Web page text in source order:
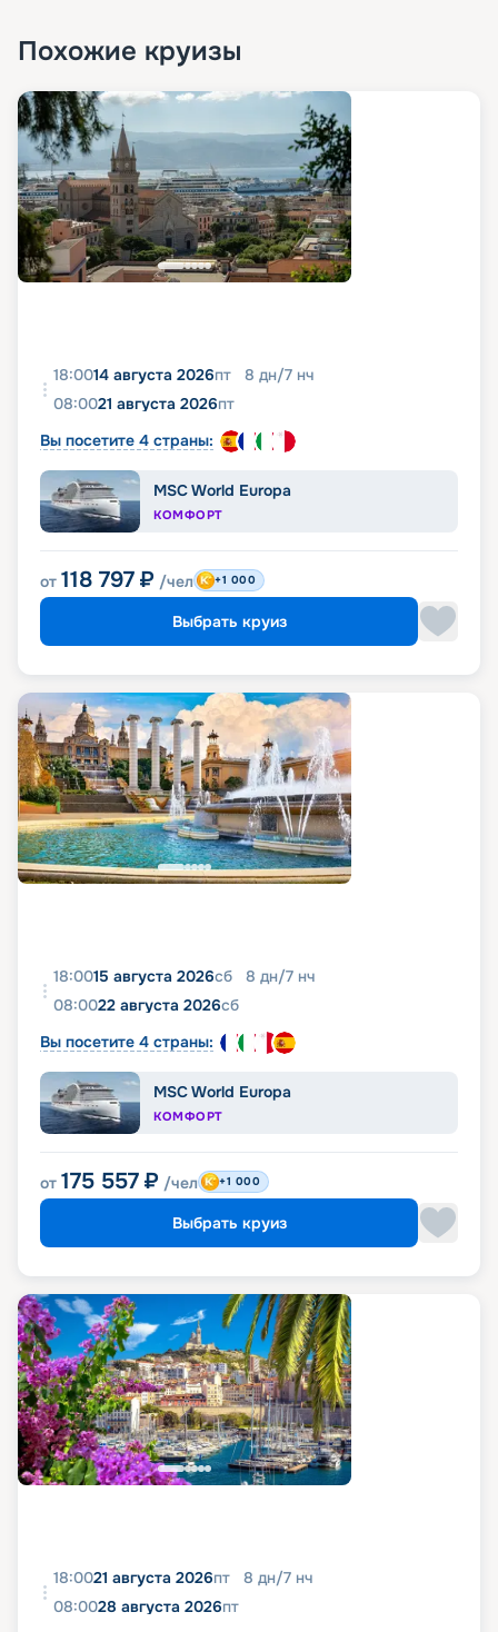
Похожие круизы
18:0014 августа 2026пт 8 дн/7 нч
08:0021 августа 2026пт
Вы посетите 4 страны:
MSC World Europa
КОМФОРТ
от 118 797 ₽ /чел +1 000
Выбрать круиз
18:0015 августа 2026сб 8 дн/7 нч
08:0022 августа 2026сб
Вы посетите 4 страны:
MSC World Europa
КОМФОРТ
от 175 557 ₽ /чел +1 000
Выбрать круиз
18:0021 августа 2026пт 8 дн/7 нч
08:0028 августа 2026пт